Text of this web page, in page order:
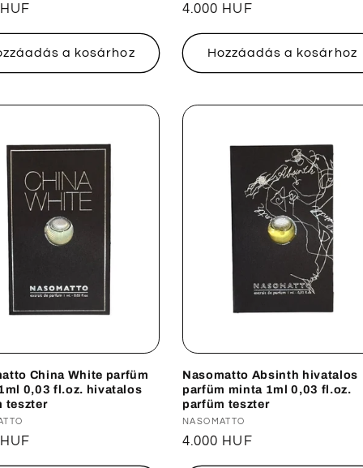
a kosárhoz
Normál
4.000 HUF
Hozzáadás a kosárhoz
China White parfüm
0,03 fl.oz. hivatalos
teszter
Nasomatto Absinth hivatalos
parfüm minta 1ml 0,03 fl.oz.
parfüm teszter
Forgalmazó:
NASOMATTO
Normál
4.000 HUF